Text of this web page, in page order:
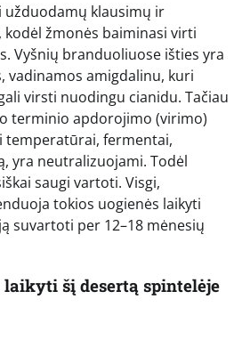
užduodamų klausimų ir
žmonės baiminasi virti
Vyšnių branduoliuose išties yra
vadinamos amigdalinu, kuri
virsti nuodingu cianidu. Tačiau
terminio apdorojimo (virimo)
temperatūrai, fermentai,
yra neutralizuojami. Todėl
saugi vartoti. Visgi,
tokios uogienės laikyti
suvartoti per 12–18 mėnesių
šį desertą spintelėje